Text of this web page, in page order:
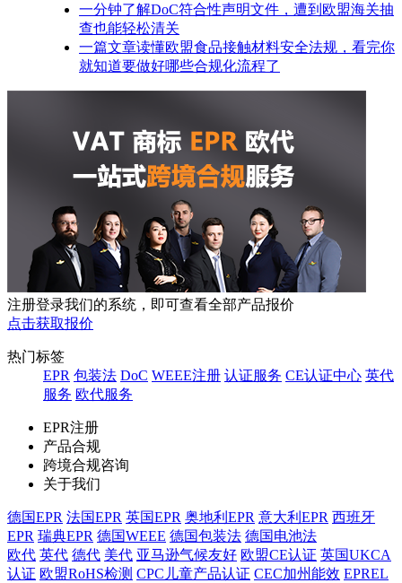
一分钟了解DoC符合性声明文件，遭到欧盟海关抽
查也能轻松清关
一篇文章读懂欧盟食品接触材料安全法规，看完你
就知道要做好哪些合规化流程了
注册登录我们的系统，即可查看全部产品报价
点击获取报价
热门标签
EPR 包装法 DoC WEEE注册 认证服务 CE认证中心 英代
服务 欧代服务
EPR注册
产品合规
跨境合规咨询
关于我们
德国EPR 法国EPR 英国EPR 奥地利EPR 意大利EPR 西班牙
EPR 瑞典EPR 德国WEEE 德国包装法 德国电池法
欧代 英代 德代 美代 亚马逊气候友好 欧盟CE认证 英国UKCA
认证 欧盟RoHS检测 CPC儿童产品认证 CEC加州能效 EPREL